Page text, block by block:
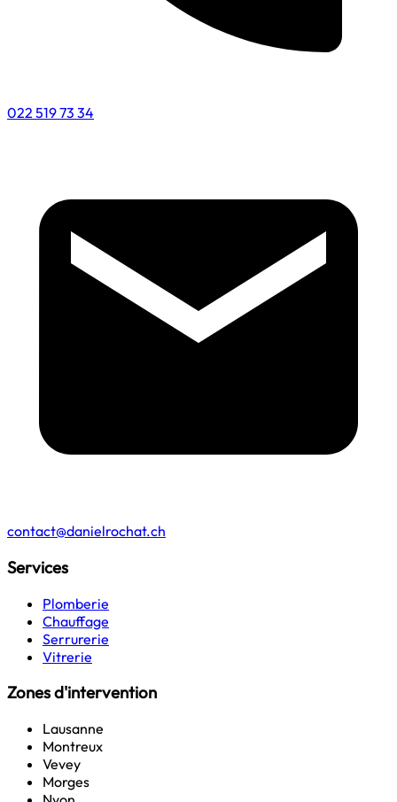
022 519 73 34
contact@danielrochat.ch
Services
Plomberie
Chauffage
Serrurerie
Vitrerie
Zones d'intervention
Lausanne
Montreux
Vevey
Morges